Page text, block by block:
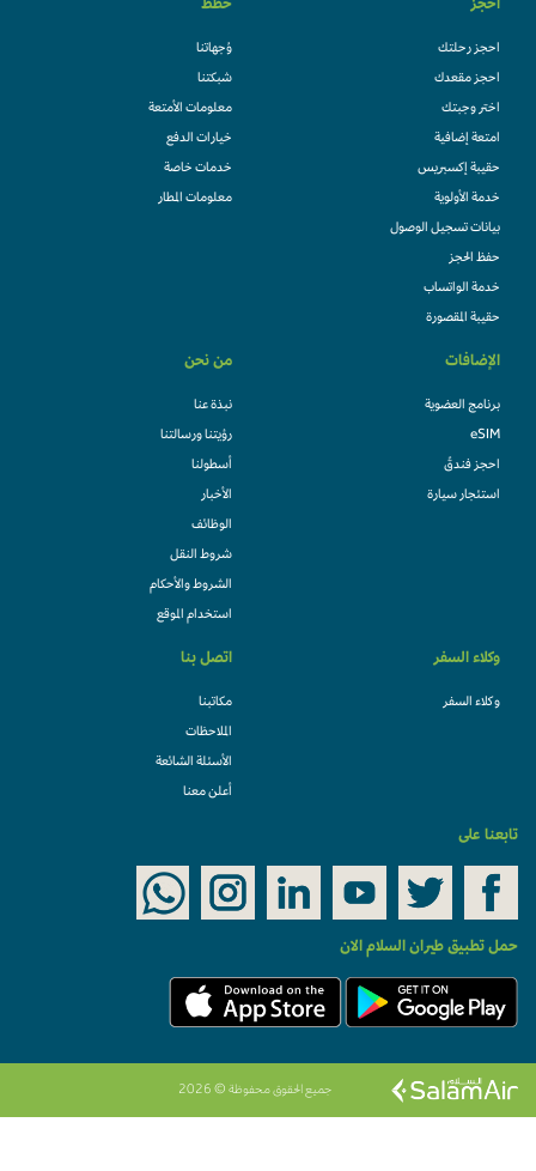
احجز
احجز رحلتك
احجز مقعدك
اختر وجبتك
امتعة إضافية
حقيبة إكسبريس
خدمة الأولوية
بيانات تسجيل الوصول
حفظ الحجز
خدمة الواتساب
حقيبة المقصورة
خطط
وُجهاتنا
شبكتنا
معلومات الأمتعة
خيارات الدفع
خدمات خاصة
معلومات المطار
الإضافات
برنامج العضوية
eSIM
احجز فندقً
استئجار سيارة
من نحن
نبذة عنا
رؤيتنا ورسالتنا
أسطولنا
الأخبار
الوظائف
شروط النقل
الشروط والأحكام
استخدام الموقع
وكلاء السفر
وكلاء السفر
اتصل بنا
مكاتبنا
الملاحظات
الأسئلة الشائعة
أعلن معنا
تابعنا على
حمل تطبيق طيران السلام الان
جميع الحقوق محفوظة © 2026